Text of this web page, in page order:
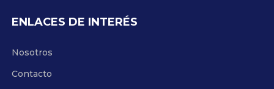
ENLACES DE INTERÉS
Nosotros
Contacto